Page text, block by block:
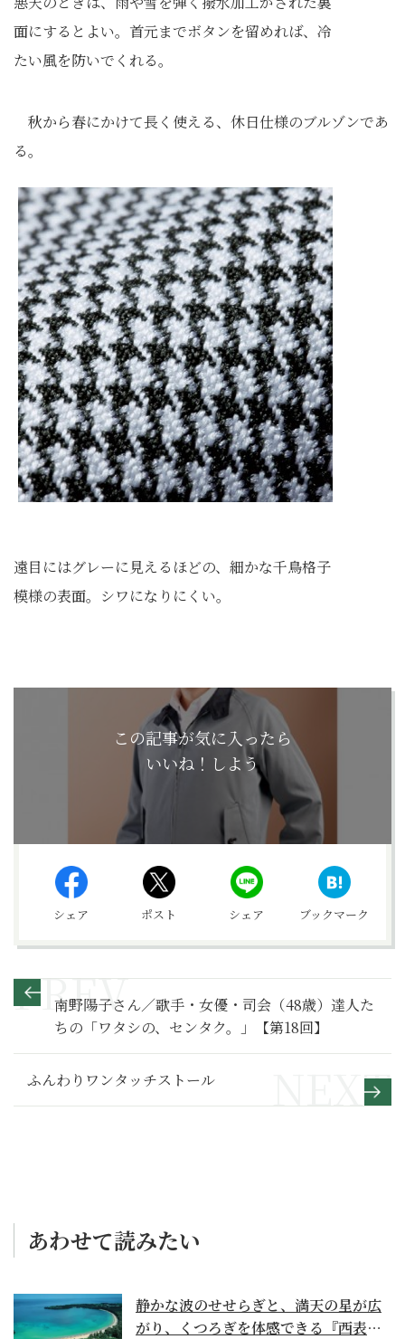
面にするとよい。首元までボタンを留めれば、冷
たい風を防いでくれる。
秋から春にかけて長く使える、休日仕様のブルゾンであ
る。
遠目にはグレーに見えるほどの、細かな千鳥格子
模様の表面。シワになりにくい。
この記事が気に入ったら
いいね！しよう
シェア ポスト シェア ブックマーク
南野陽子さん／歌手・女優・司会（48歳）達人た
ちの「ワタシの、センタク。」【第18回】
ふんわりワンタッチストール
あわせて読みたい
静かな波のせせらぎと、満天の星が広
がり、くつろぎを体感できる『西表島